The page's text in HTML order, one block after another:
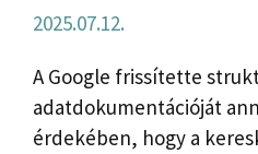
2025.07.12.
A Google frissítette
adatdokumentációját
érdekében, hogy a